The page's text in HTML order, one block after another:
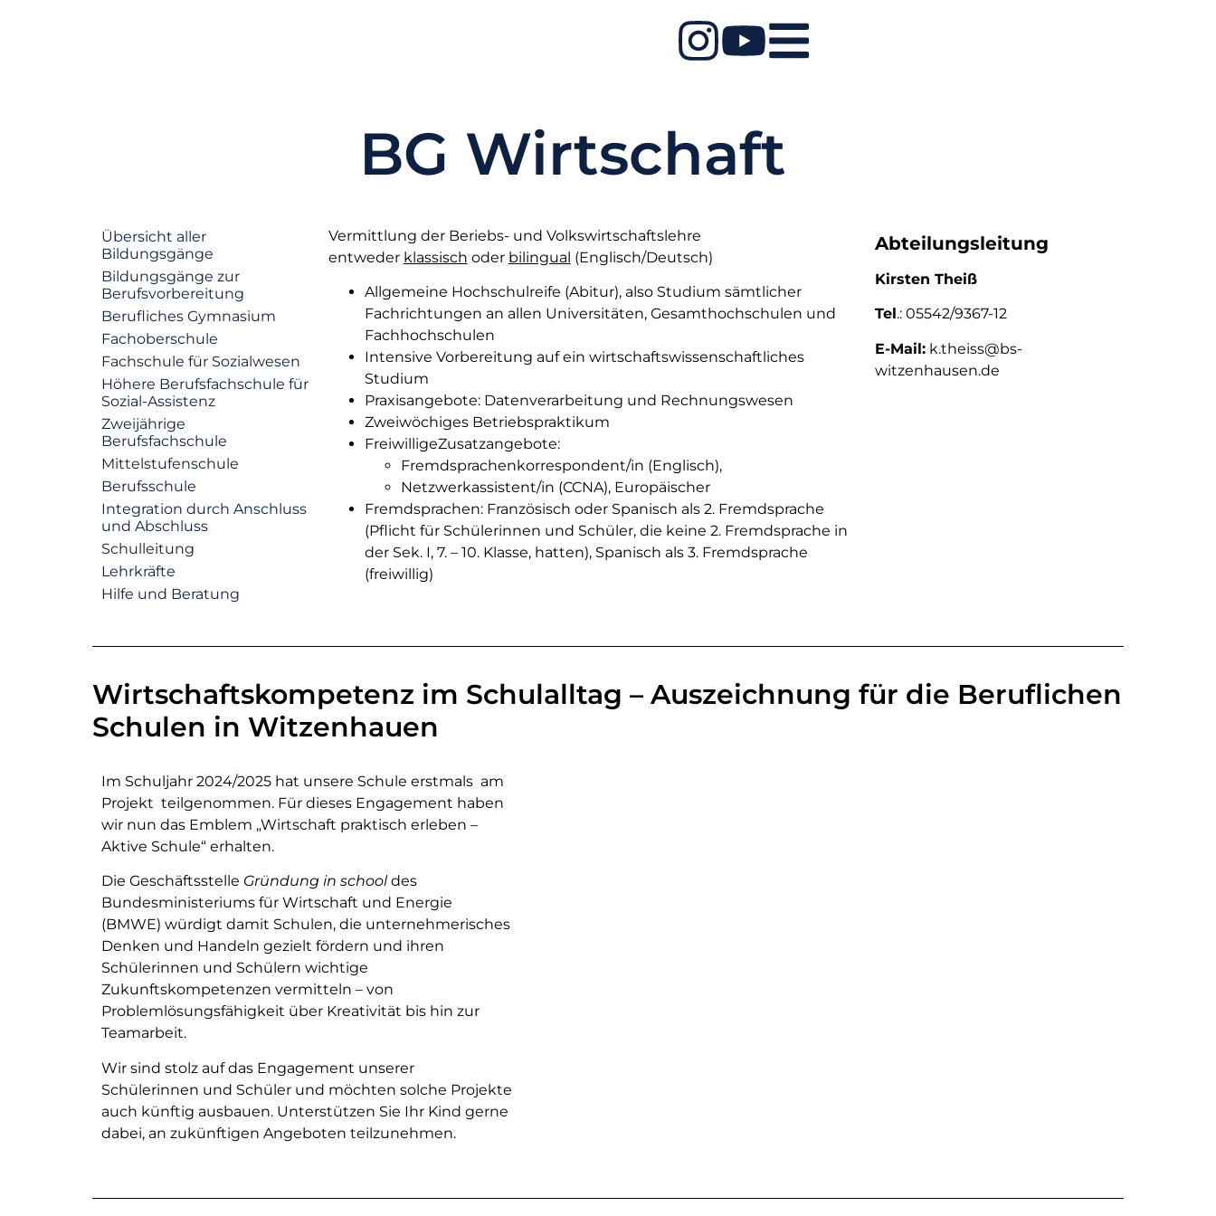
BG Wirtschaft
Übersicht aller
Bildungsgänge
Bildungsgänge zur
Berufsvorbereitung
Berufliches Gymnasium
Fachoberschule
Fachschule für Sozialwesen
Höhere Berufsfachschule für
Sozial-Assistenz
Zweijährige
Berufsfachschule
Mittelstufenschule
Berufsschule
Integration durch Anschluss
und Abschluss
Schulleitung
Lehrkräfte
Hilfe und Beratung
Vermittlung der Beriebs- und Volkswirtschaftslehre
entweder klassisch oder bilingual (Englisch/Deutsch)
Allgemeine Hochschulreife (Abitur), also Studium sämtlicher
Fachrichtungen an allen Universitäten, Gesamthochschulen und
Fachhochschulen
Intensive Vorbereitung auf ein wirtschaftswissenschaftliches
Studium
Praxisangebote: Datenverarbeitung und Rechnungswesen
Zweiwöchiges Betriebspraktikum
FreiwilligeZusatzangebote:
Fremdsprachenkorrespondent/in (Englisch),
Netzwerkassistent/in (CCNA), Europäischer
Fremdsprachen: Französisch oder Spanisch als 2. Fremdsprache
(Pflicht für Schülerinnen und Schüler, die keine 2. Fremdsprache in
der Sek. I, 7. – 10. Klasse, hatten), Spanisch als 3. Fremdsprache
(freiwillig)
Abteilungsleitung
Kirsten Theiß
Tel.: 05542/9367-12
E-Mail:k.theiss@bs-
witzenhausen.de
Wirtschaftskompetenz im Schulalltag – Auszeichnung für die Beruflichen
Schulen in Witzenhauen
Im Schuljahr 2024/2025 hat unsere Schule erstmals am
Projekt teilgenommen. Für dieses Engagement haben
wir nun das Emblem „Wirtschaft praktisch erleben –
Aktive Schule“ erhalten.
Die Geschäftsstelle Gründung in schooldes
Bundesministeriums für Wirtschaft und Energie
(BMWE) würdigt damit Schulen, die unternehmerisches
Denken und Handeln gezielt fördern und ihren
Schülerinnen und Schülern wichtige
Zukunftskompetenzen vermitteln – von
Problemlösungsfähigkeit über Kreativität bis hin zur
Teamarbeit.
Wir sind stolz auf das Engagement unserer
Schülerinnen und Schüler und möchten solche Projekte
auch künftig ausbauen. Unterstützen Sie Ihr Kind gerne
dabei, an zukünftigen Angeboten teilzunehmen.